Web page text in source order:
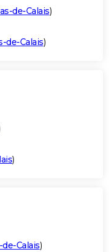
de-Calais)
de-Calais)
)
Calais)